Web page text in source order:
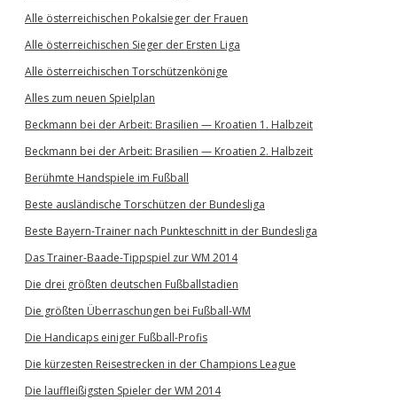
Alle österreichischen Pokalsieger der Frauen
Alle österreichischen Sieger der Ersten Liga
Alle österreichischen Torschützenkönige
Alles zum neuen Spielplan
Beckmann bei der Arbeit: Brasilien — Kroatien 1. Halbzeit
Beckmann bei der Arbeit: Brasilien — Kroatien 2. Halbzeit
Berühmte Handspiele im Fußball
Beste ausländische Torschützen der Bundesliga
Beste Bayern-Trainer nach Punkteschnitt in der Bundesliga
Das Trainer-Baade-Tippspiel zur WM 2014
Die drei größten deutschen Fußballstadien
Die größten Überraschungen bei Fußball-WM
Die Handicaps einiger Fußball-Profis
Die kürzesten Reisestrecken in der Champions League
Die lauffleißigsten Spieler der WM 2014